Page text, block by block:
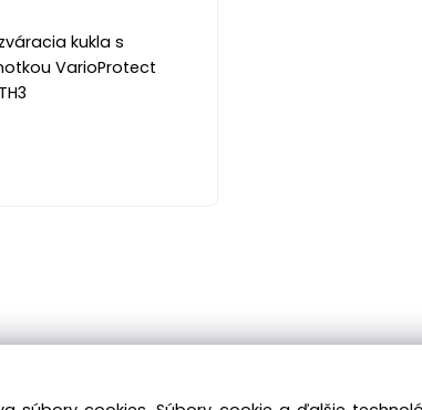
kukla s
VarioProtect